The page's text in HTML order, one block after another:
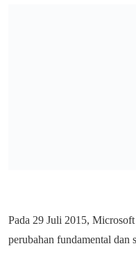
Pada 29 Juli 2015,
perubahan fundamental dan